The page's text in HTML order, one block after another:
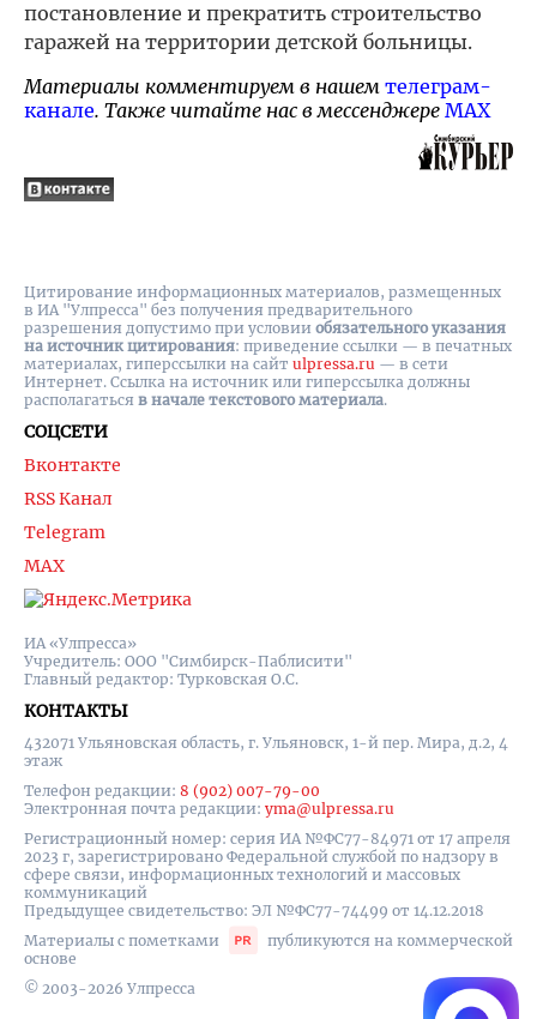
постановление и прекратить строительство
гаражей на территории детской больницы.
Материалы комментируем в нашем телеграм-
канале. Также читайте нас в мессенджере MAX
ИА «Улпресса»
Учредитель: ООО "Симбирск-Паблисити"
Главный редактор: Турковская О.С.
КОНТАКТЫ
432071 Ульяновская область, г. Ульяновск, 1-й пер. Мира, д.2, 4
этаж
Телефон редакции: 8 (902) 007-79-00
Электронная почта редакции: yma@ulpressa.ru
Регистрационный номер: серия ИА №ФС77-84971 от 17 апреля
2023 г, зарегистрировано Федеральной службой по надзору в
сфере связи, информационных технологий и массовых
коммуникаций
Предыдущее свидетельство: ЭЛ №ФС77-74499 от 14.12.2018
Материалы с пометками
публикуются на коммерческой
основе
© 2003-2026 Улпресса
СОЦСЕТИ
Вконтакте
RSS Канал
Telegram
MAX
Цитирование информационных материалов, размещенных
в ИА "Улпресса" без получения предварительного
разрешения допустимо при условии обязательного указания
на источник цитирования: приведение ссылки — в печатных
материалах, гиперссылки на cайт ulpressa.ru — в сети
Интернет. Ссылка на источник или гиперссылка должны
располагаться в начале текстового материала.